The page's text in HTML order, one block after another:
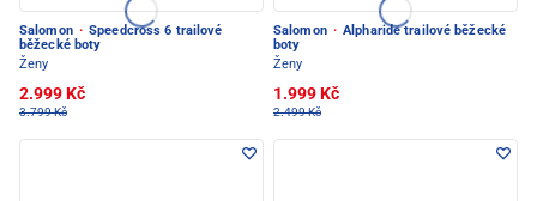
Salomon · Speedcross 6 trailové
běžecké boty
Ženy
2.999 Kč
3.799 Kč
Salomon · Alpharide trailové běžecké
boty
Ženy
1.999 Kč
2.499 Kč